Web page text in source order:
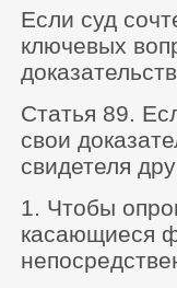
Если суд
ключевых
Статья 89.
свои
свидетеля
1. Чтобы
касающиеся